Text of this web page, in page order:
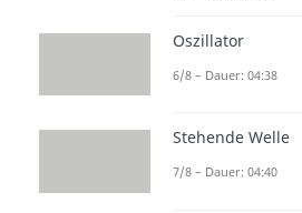
wird der
Zuerst
Oszillator
6/8 – Dauer: 04:38
Stehende Welle
7/8 – Dauer: 04:40